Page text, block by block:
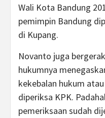
Wali Kota Bandung
pemimpin Bandung
di Kupang.
Novanto juga
hukumnya
kekebalan hukum
diperiksa KPK.
pemeriksaan sudah